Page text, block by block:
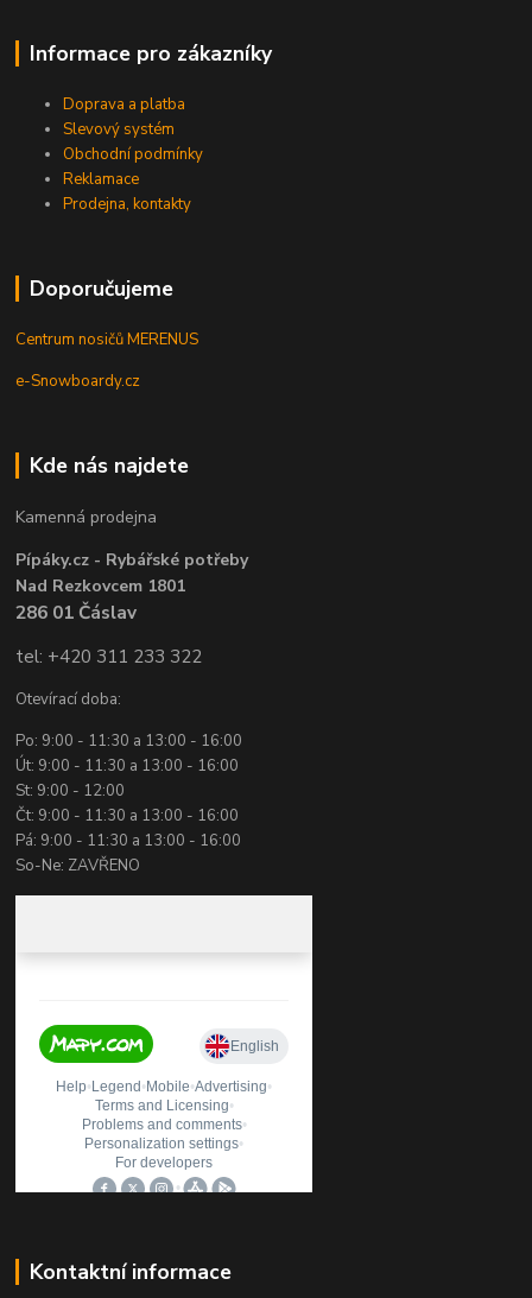
Informace pro zákazníky
Doprava a platba
Slevový systém
Obchodní podmínky
Reklamace
Prodejna, kontakty
Doporučujeme
Centrum nosičů MERENUS
e-Snowboardy.cz
Kde nás najdete
Kamenná prodejna
Pípáky.cz - Rybářské potřeby
Nad Rezkovcem 1801
286 01 Čáslav
tel: +420 311 233 322
Otevírací doba:
Po: 9:00 - 11:30 a 13:00 - 16:00
Út: 9:00 - 11:30 a 13:00 - 16:00
St: 9:00 - 12:00
Čt: 9:00 - 11:30 a 13:00 - 16:00
Pá: 9:00 - 11:30 a 13:00 - 16:00
So-Ne: ZAVŘENO
Kontaktní informace